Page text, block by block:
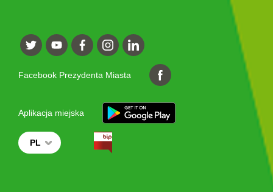
Facebook Prezydenta Miasta
Aplikacja miejska
PL